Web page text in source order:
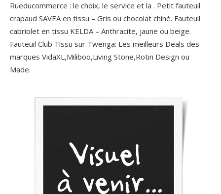
Rueducommerce : le choix, le service et la . Petit fauteuil
crapaud SAVEA en tissu – Gris ou chocolat chiné. Fauteuil
cabriolet en tissu KELDA – Anthracite, jaune ou beige.
Fauteuil Club Tissu sur Twenga: Les meilleurs Deals des
marques VidaXL,Miliboo,Living Stone,Rotin Design ou
Made.